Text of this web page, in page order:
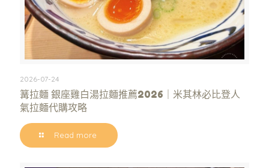
2026-07-24
篝拉麵 銀座雞白湯拉麵推薦2026｜米其林必比登人
氣拉麵代購攻略
Read more